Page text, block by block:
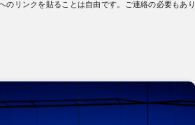
のリンクを貼ることは自由です。ご連絡の必要もあり